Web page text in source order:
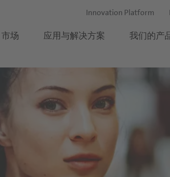
Innovation Platform
市场 应用与解决方案 我们的产
食品行业
冰淇淋
糖果
烘焙
乳制品&冰淇淋
酸奶
甜品
冰淇淋
食品和饮料用果蔬原料
果泥
浓缩果汁
特种浓缩果汁
应聘流程与常见问题解
我们的所在地
公司管理
行为准则
可以怎样帮助您？